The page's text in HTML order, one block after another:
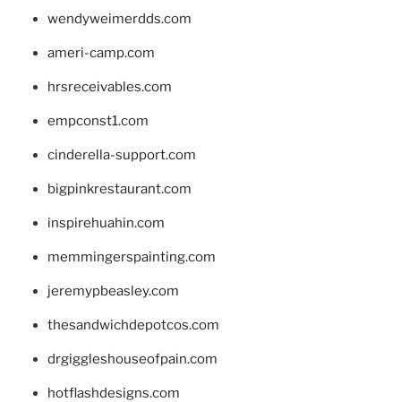
wendyweimerdds.com
ameri-camp.com
hrsreceivables.com
empconst1.com
cinderella-support.com
bigpinkrestaurant.com
inspirehuahin.com
memmingerspainting.com
jeremypbeasley.com
thesandwichdepotcos.com
drgiggleshouseofpain.com
hotflashdesigns.com